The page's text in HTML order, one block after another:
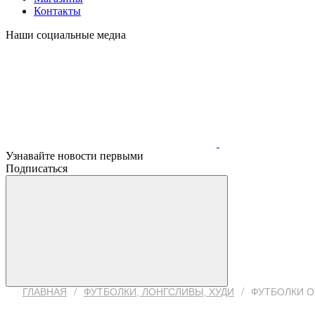
Контакты
Наши социальные медиа
Узнавайте новости первыми
Подписаться
ГЛАВНАЯ / ФУТБОЛКИ, ЛОНГСЛИВЫ, ХУДИ / ФУТБОЛКИ